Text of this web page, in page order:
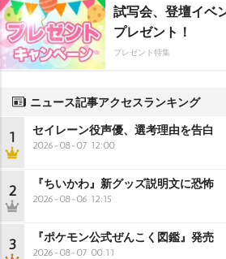
試写会、登壇イベ
プレゼント！
プレゼント特集
ニュース記事アクセスランキング
1 セイレーン役声優、選考理由を告白
2026-08-07 12:00
2 『ちいかわ』新グッズ説明文に恐怖
2026-08-06 12:15
3 『ポケモン公式ぜんこく図鑑』発売
2026-08-07 00:11